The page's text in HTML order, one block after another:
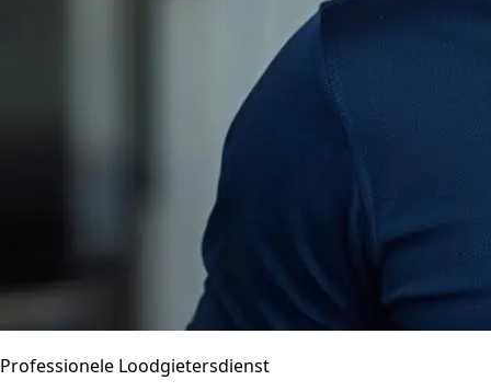
Professionele Loodgietersdienst